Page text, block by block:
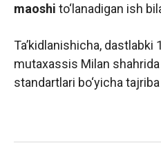
maoshi to‘lanadigan ish
Taʼkidlanishicha, dastlabki
mutaxassis Milan
standartlari bo‘yicha